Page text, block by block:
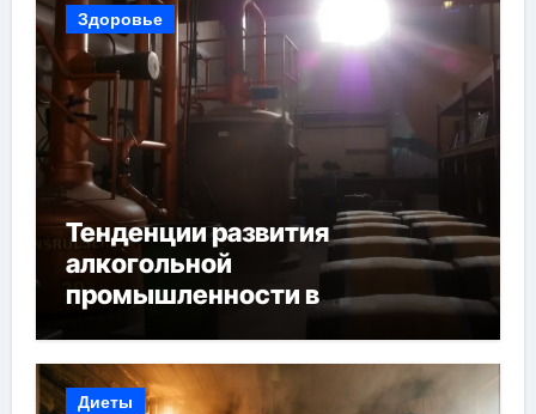
Здоровье
Тенденции развития
алкогольной
промышленности в
Диеты